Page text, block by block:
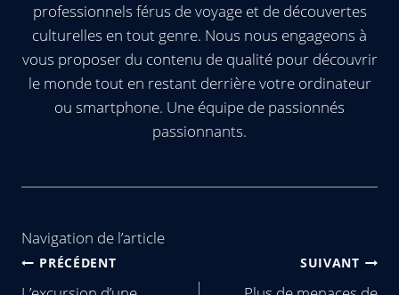
professionnels férus de voyage et de découvertes
culturelles en tout genre. Nous nous engageons à
vous proposer du contenu de qualité pour découvrir
le monde tout en restant derrière votre ordinateur
ou smartphone. Une équipe de passionnés
passionnants.
Navigation de l’article
PRÉCÉDENT SUIVANT